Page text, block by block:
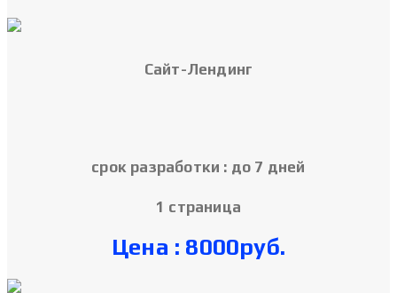
Cайт-Лендинг
срок разработки : до 7 дней
1 страница
Цена : 8000руб.